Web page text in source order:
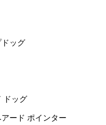
ッグ
ドッグ
ード ポインター